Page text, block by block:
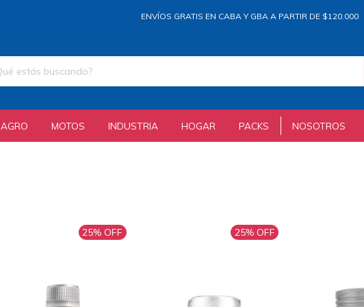
ENVÍOS GRATIS EN CABA Y GBA A PARTIR DE $120.000
AGRO MOTOS INDUSTRIA HOGAR PACKS NOSOTROS
25% OFF 25% OFF